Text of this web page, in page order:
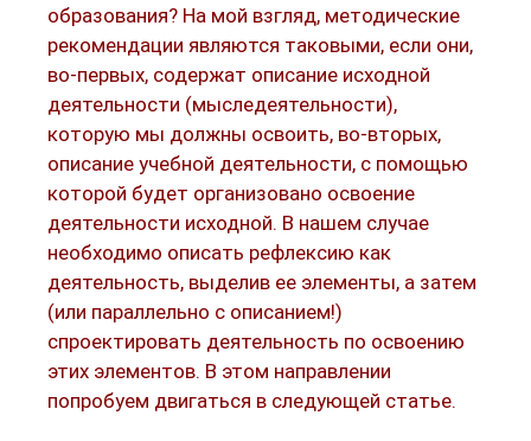
образования? На мой взгляд, методические
рекомендации являются таковыми, если они,
во-первых, содержат описание исходной
деятельности (мыследеятельности),
которую мы должны освоить, во-вторых,
описание учебной деятельности, с помощью
которой будет организовано освоение
деятельности исходной. В нашем случае
необходимо описать рефлексию как
деятельность, выделив ее элементы, а затем
(или параллельно с описанием!)
спроектировать деятельность по освоению
этих элементов. В этом направлении
попробуем двигаться в следующей статье.